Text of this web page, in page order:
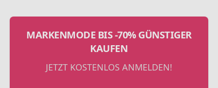
MARKENMODE BIS -70% GÜNSTIGER
KAUFEN
JETZT KOSTENLOS ANMELDEN!